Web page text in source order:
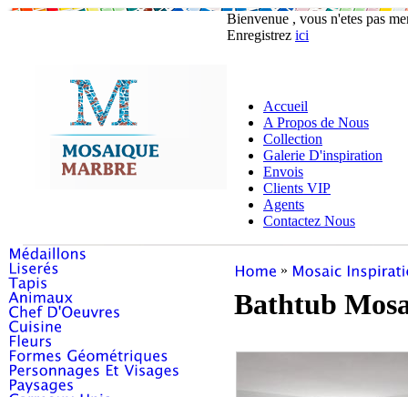
Bienvenue , vous n'etes pas
Enregistrez ici
Accueil
A Propos de Nous
Collection
Galerie D'inspiration
Envois
Clients VIP
Agents
Contactez Nous
»
Bathtub